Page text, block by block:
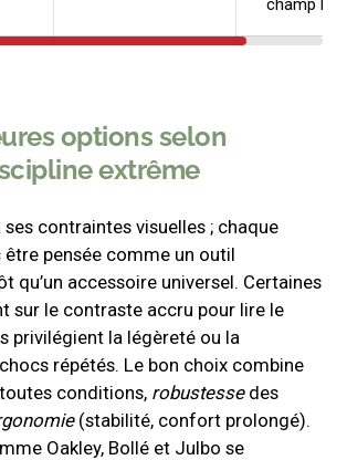
champ
options selon
extrême
ses contraintes visuelles ; chaque
pensée comme un outil
qu’un accessoire universel. Certaines
sur le contraste accru pour lire le
privilégient la légèreté ou la
répétés. Le bon choix combine
conditions, robustessedes
(stabilité, confort prolongé).
Oakley, Bollé et Julbo se